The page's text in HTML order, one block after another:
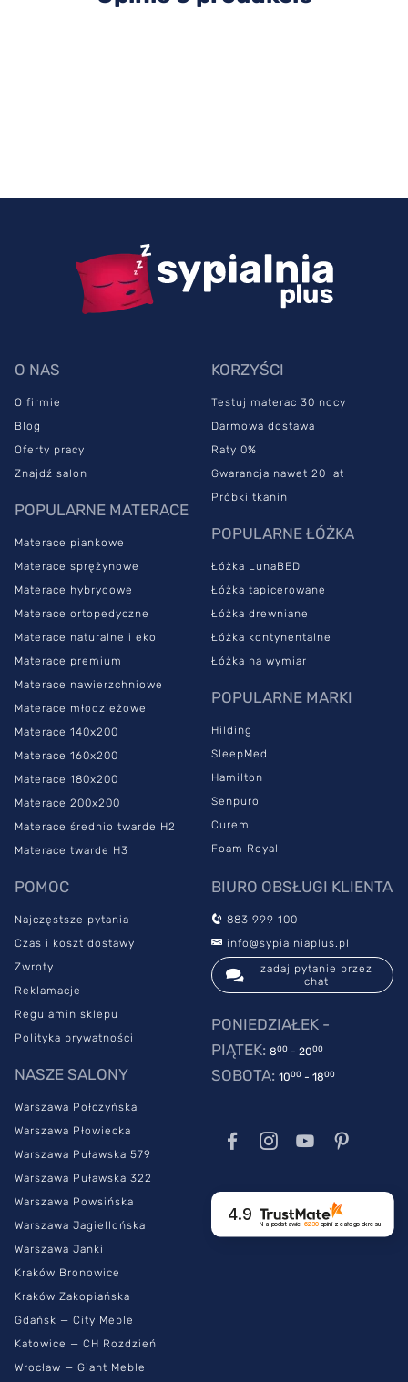
O NAS
O firmie
Blog
Oferty pracy
Znajdź salon
POPULARNE MATERACE
Materace piankowe
Materace sprężynowe
Materace hybrydowe
Materace ortopedyczne
Materace naturalne i eko
Materace premium
Materace nawierzchniowe
Materace młodzieżowe
Materace 140x200
Materace 160x200
Materace 180x200
Materace 200x200
Materace średnio twarde H2
Materace twarde H3
KORZYŚCI
Testuj materac 30 nocy
Darmowa dostawa
Raty 0%
Gwarancja nawet 20 lat
Próbki tkanin
POPULARNE ŁÓŻKA
Łóżka LunaBED
Łóżka tapicerowane
Łóżka drewniane
Łóżka kontynentalne
Łóżka na wymiar
POPULARNE MARKI
Hilding
SleepMed
Hamilton
Senpuro
Curem
Foam Royal
POMOC
Najczęstsze pytania
Czas i koszt dostawy
Zwroty
Reklamacje
Regulamin sklepu
Polityka prywatności
NASZE SALONY
Warszawa Połczyńska
Warszawa Płowiecka
Warszawa Puławska 579
Warszawa Puławska 322
Warszawa Powsińska
Warszawa Jagiellońska
Warszawa Janki
Kraków Bronowice
Kraków Zakopiańska
Gdańsk — City Meble
Katowice — CH Rozdzień
Wrocław — Giant Meble
BIURO OBSŁUGI KLIENTA
883 999 100
info@sypialniaplus.pl
zadaj pytanie przez
chat
PONIEDZIAŁEK -
PIĄTEK: 800 - 2000
SOBOTA: 1000 - 1800
4.9
Na podstawie 6230opinii z całego okresu